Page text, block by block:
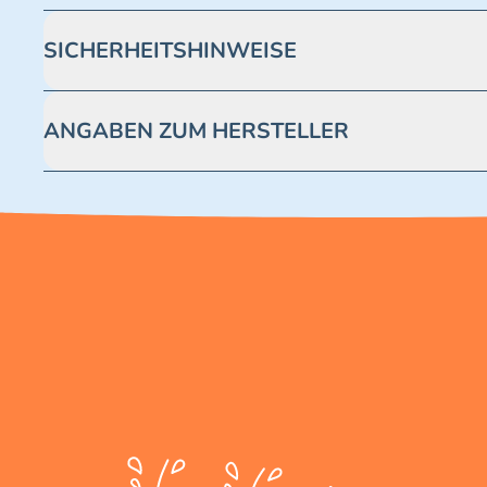
SICHERHEITSHINWEISE
ANGABEN ZUM HERSTELLER